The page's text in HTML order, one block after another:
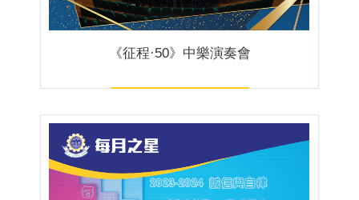
《征程·50》中樂演奏會